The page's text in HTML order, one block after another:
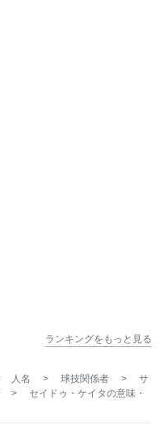
ランキングをもっと見る
人名 > 球技関係者 >
サ
> セイドゥ・ケイタの意味・